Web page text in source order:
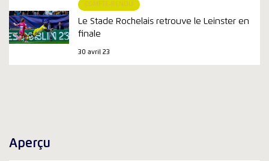
COMPTE-RENDU
Le Stade Rochelais retrouve le Leinster en
finale
30 avril 23
Aperçu